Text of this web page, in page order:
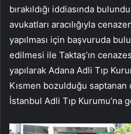
bırakıldığı iddiasında
avukatları aracılığıyla
yapılması için başvuruda
edilmesi ile Taktaş’ın
yapılarak Adana Adli Tıp
Kısmen bozulduğu
İstanbul Adli Tıp Kurumu’na